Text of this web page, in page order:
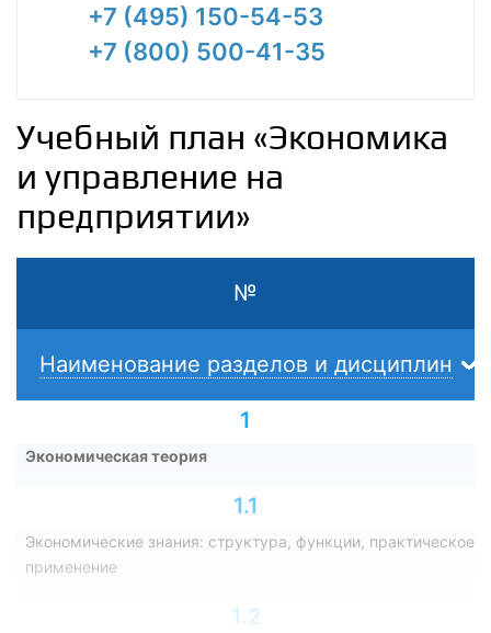
+7 (495) 150-54-53
+7 (800) 500-41-35
Учебный план «Экономика
и управление на
предприятии»
№
Наименование разделов и дисциплин
1
Экономическая теория
1.1
Экономические знания: структура, функции, практическое
применение
1.2